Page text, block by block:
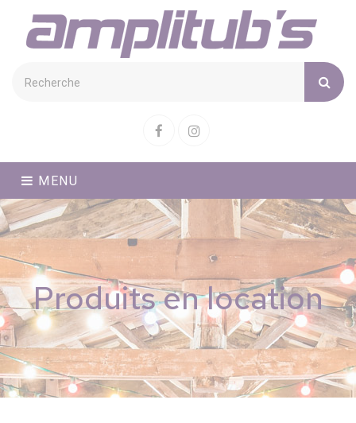
FacebookInstagram
MENU
Produits en location
Cookies management panel